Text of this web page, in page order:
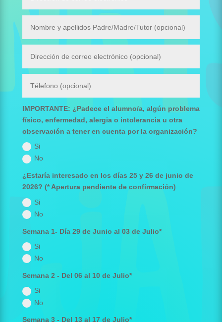
IMPORTANTE: ¿Padece el alumno/a, algún problema
físico, enfermedad, alergia o intolerancia u otra
observación a tener en cuenta por la organización?
Si
No
¿Estaría interesado en los días 25 y 26 de junio de
2026? (* Apertura pendiente de confirmación)
Si
No
Semana 1- Día 29 de Junio al 03 de Julio*
Si
No
Semana 2 - Del 06 al 10 de Julio*
Si
No
Semana 3 - Del 13 al 17 de Julio*